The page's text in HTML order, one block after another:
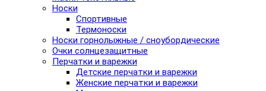
Носки
Спортивные
Термоноски
Носки горнолыжные / сноубордические
Очки солнцезащитные
Перчатки и варежки
Детские перчатки и варежки
Женские перчатки и варежки